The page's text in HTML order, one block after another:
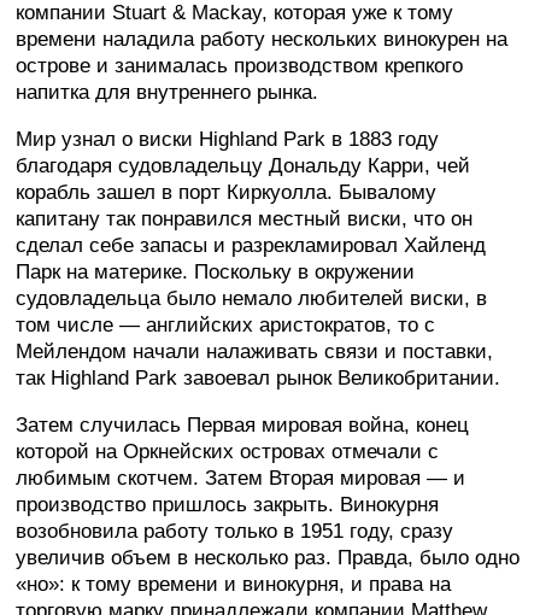
компании Stuart & Mackay, которая уже к тому
времени наладила работу нескольких винокурен на
острове и занималась производством крепкого
напитка для внутреннего рынка.
Мир узнал о виски Highland Park в 1883 году
благодаря судовладельцу Дональду Карри, чей
корабль зашел в порт Киркуолла. Бывалому
капитану так понравился местный виски, что он
сделал себе запасы и разрекламировал Хайленд
Парк на материке. Поскольку в окружении
судовладельца было немало любителей виски, в
том числе — английских аристократов, то с
Мейлендом начали налаживать связи и поставки,
так Highland Park завоевал рынок Великобритании.
Затем случилась Первая мировая война, конец
которой на Оркнейских островах отмечали с
любимым скотчем. Затем Вторая мировая — и
производство пришлось закрыть. Винокурня
возобновила работу только в 1951 году, сразу
увеличив объем в несколько раз. Правда, было одно
«но»: к тому времени и винокурня, и права на